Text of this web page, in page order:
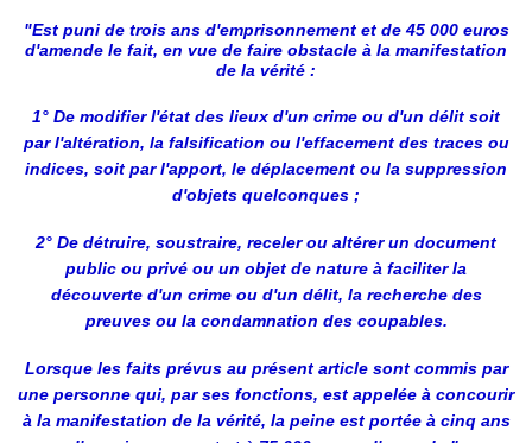
"Est puni de trois ans d'emprisonnement et de 45 000 euros
d'amende le fait, en vue de faire obstacle à la manifestation
de la vérité :
1° De modifier l'état des lieux d'un crime ou d'un délit soit
par l'altération, la falsification ou l'effacement des traces ou
indices, soit par l'apport, le déplacement ou la suppression
d'objets quelconques ;
2° De détruire, soustraire, receler ou altérer un document
public ou privé ou un objet de nature à faciliter la
découverte d'un crime ou d'un délit, la recherche des
preuves ou la condamnation des coupables.
Lorsque les faits prévus au présent article sont commis par
une personne qui, par ses fonctions, est appelée à concourir
à la manifestation de la vérité, la peine est portée à cinq ans